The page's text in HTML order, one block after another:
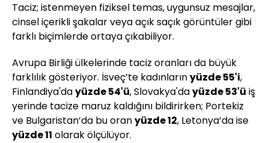
Taciz; istenmeyen fiziksel temas, uygunsuz mesajlar,
cinsel içerikli şakalar veya açık saçık görüntüler gibi
farklı biçimlerde ortaya çıkabiliyor.
Avrupa Birliği ülkelerinde taciz oranları da büyük
farklılık gösteriyor. İsveç’te kadınlarınyüzde 55'i,
Finlandiya'dayüzde 54'ü, Slovakya'dayüzde 53'ü iş
yerinde tacize maruz kaldığını bildirirken; Portekiz
ve Bulgaristan’da bu oranyüzde 12, Letonya’da ise
yüzde 11 olarak ölçülüyor.